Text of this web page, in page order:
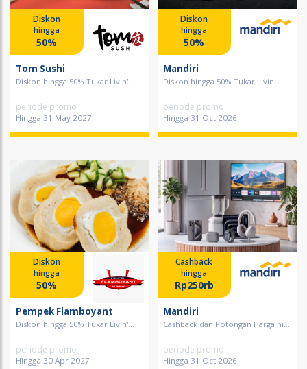
Diskon
hingga
50%
Tom Sushi
Diskon hingga 50% Tukar Livin'...
periode promo
Hingga 31 May 2027
Diskon
hingga
50%
Mandiri
Diskon hingga 50% Tukar Livin'...
periode promo
Hingga 31 Oct 2026
Diskon
hingga
50%
Pempek Flamboyant
Diskon hingga 50% Tukar Livin'...
periode promo
Hingga 30 Apr 2027
Cashback
hingga
Rp250rb
Mandiri
Cashback dan Potongan Harga hi...
periode promo
Hingga 31 Oct 2026